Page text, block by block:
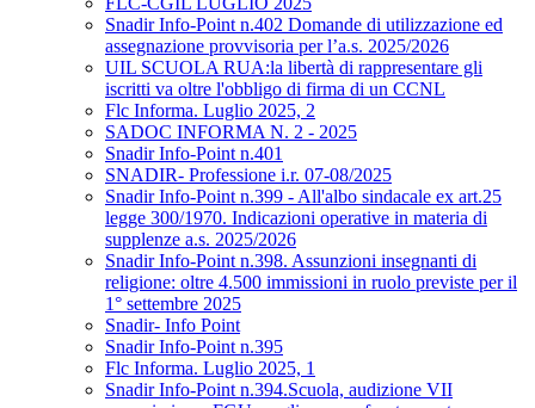
Snadir Info-Point n.402 Domande di utilizzazione ed
assegnazione provvisoria per l’a.s. 2025/2026
UIL SCUOLA RUA:la libertà di rappresentare gli
iscritti va oltre l'obbligo di firma di un CCNL
Flc Informa. Luglio 2025, 2
SADOC INFORMA N. 2 - 2025
Snadir Info-Point n.401
SNADIR- Professione i.r. 07-08/2025
Snadir Info-Point n.399 - All'albo sindacale ex art.25
legge 300/1970. Indicazioni operative in materia di
supplenze a.s. 2025/2026
Snadir Info-Point n.398. Assunzioni insegnanti di
religione: oltre 4.500 immissioni in ruolo previste per il
1° settembre 2025
Snadir- Info Point
Snadir Info-Point n.395
Flc Informa. Luglio 2025, 1
Snadir Info-Point n.394.Scuola, audizione VII